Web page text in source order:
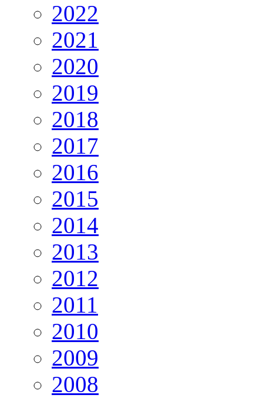
2022
2021
2020
2019
2018
2017
2016
2015
2014
2013
2012
2011
2010
2009
2008